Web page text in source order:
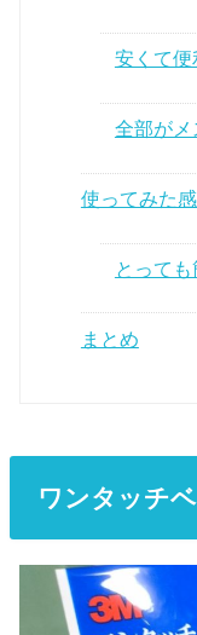
安くて便
全部がメ
使ってみた
とっても
まとめ
ワンタッチ